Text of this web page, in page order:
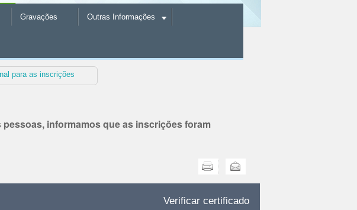
Gravações Outras Informações
para as inscrições
informamos que as inscrições foram
Enviar
Verificar certificado